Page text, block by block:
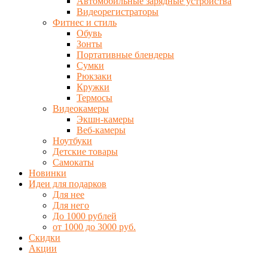
Видеорегистраторы
Фитнес и стиль
Обувь
Зонты
Портативные блендеры
Сумки
Рюкзаки
Кружки
Термосы
Видеокамеры
Экшн-камеры
Веб-камеры
Ноутбуки
Детские товары
Самокаты
Новинки
Идеи для подарков
Для нее
Для него
До 1000 рублей
от 1000 до 3000 руб.
Скидки
Акции